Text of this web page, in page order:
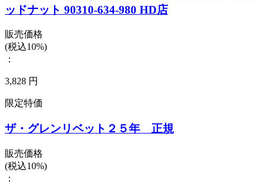
ッドナット 90310-634-980 HD店
販売価格
(税込10%)
：
3,828 円
限定特価
ザ・グレンリベット２５年 正規
販売価格
(税込10%)
：